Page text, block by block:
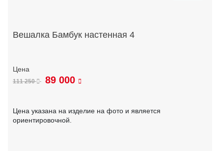
Вешалка Бамбук настенная 4
111 250 89 000
Цена указана на изделие на фото и является
ориентировочной.